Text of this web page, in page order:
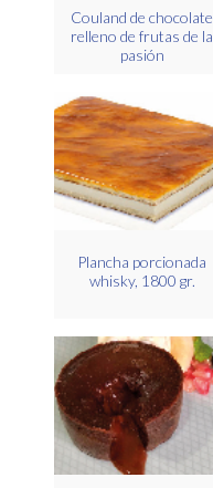
Couland de chocolate
relleno de frutas de la
pasión
Plancha porcionada
whisky, 1800 gr.